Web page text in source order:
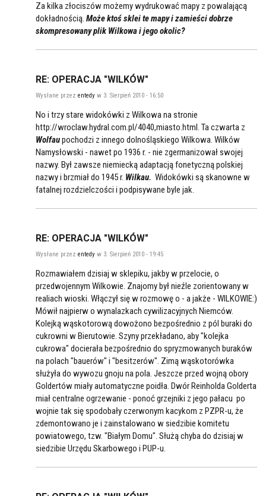
Za kilka złociszów możemy wydrukować mapy z powalającą
dokładnością. Może ktoś sklei te mapy i zamieści dobrze
skompresowany plik Wilkowa i jego okolic?
RE: OPERACJA "WILKÓW"
Wysłane przez entedy w 3. Sierpień 2010 - 16:50
No i trzy stare widokówki z Wilkowa na stronie
http://wroclaw.hydral.com.pl/4040,miasto.html. Ta czwarta z
Wolfaupochodzi z innego dolnośląskiego Wilkowa. Wilków
Namysłowski - nawet po 1936 r. - nie zgermanizował swojej
nazwy. Był zawsze niemiecką adaptacją fonetyczną polskiej
nazwy i brzmiał do 1945 r. Wilkau. Widokówki są skanowne w
fatalnej rozdzielczości i podpisywane byle jak.
RE: OPERACJA "WILKÓW"
Wysłane przez entedy w 3. Sierpień 2010 - 19:45
Rozmawiałem dzisiaj w sklepiku, jakby w przelocie, o
przedwojennym Wilkowie. Znajomy był nieźle zorientowany w
realiach wioski. Włączył się w rozmowę o - a jakże - WILKOWIE:)
Mówił najpierw o wynalazkach cywilizacyjnych Niemców.
Kolejką wąskotorową dowożono bezpośrednio z pól buraki do
cukrowni w Bierutowie. Szyny przekładano, aby "kolejka
cukrowa" docierała bezpośrednio do spryzmowanych buraków
na polach "bauerów" i "besitzerów". Zimą wąskotorówka
służyła do wywozu gnoju na pola. Jeszcze przed wojną obory
Goldertów miały automatyczne poidła. Dwór Reinholda Golderta
miał centralne ogrzewanie - ponoć grzejniki z jego pałacu po
wojnie tak się spodobały czerwonym kacykom z PZPR-u, że
zdemontowano je i zainstalowano w siedzibie komitetu
powiatowego, tzw. "Białym Domu". Służą chyba do dzisiaj w
siedzibie Urzędu Skarbowego i PUP-u.